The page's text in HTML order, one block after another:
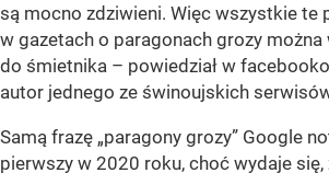
są mocno zdziwieni. Więc wszystkie te
w gazetach o paragonach grozy można
do śmietnika – powiedział w
autor jednego ze świnoujskich
Samą frazę „paragony grozy” Google
pierwszy w 2020 roku, choć wydaje się,